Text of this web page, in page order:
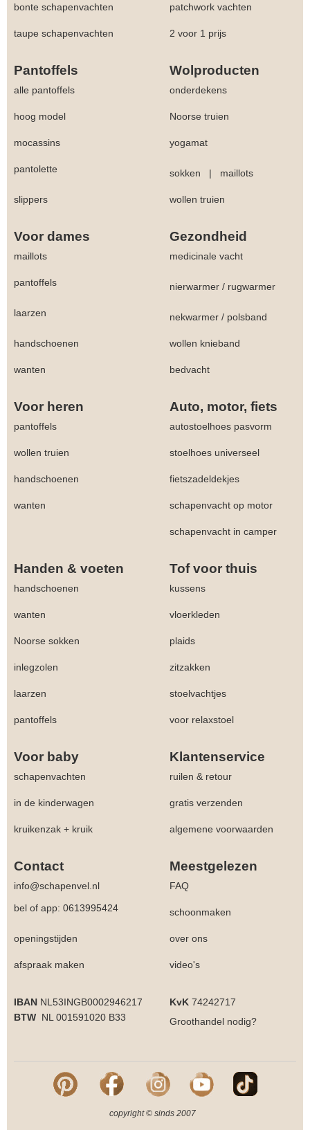
bonte schapenvachten patchwork vachten
taupe schapenvachten 2 voor 1 prijs
Pantoffels Wolproducten
alle pantoffels onderdekens
hoog model Noorse truien
mocassins yogamat
pantolette sokken | maillots
slippers wollen truien
Voor dames Gezondheid
maillots medicinale vacht
pantoffels nierwarmer / rugwarmer
laarzen nekwarmer / polsband
handschoenen wollen knieband
wanten bedvacht
Voor heren Auto, motor, fiets
pantoffels autostoelhoes pasvorm
wollen truien stoelhoes universeel
handschoenen fietszadeldekjes
wanten schapenvacht op motor
schapenvacht in camper
Handen & voeten Tof voor thuis
handschoenen kussens
wanten vloerkleden
Noorse sokken plaids
inlegzolen zitzakken
laarzen stoelvachtjes
pantoffels voor relaxstoel
Voor baby Klantenservice
schapenvachten ruilen & retour
in de kinderwagen gratis verzenden
kruikenzak + kruik algemene voorwaarden
Contact Meestgelezen
info@schapenvel.nl
FAQ
bel of app: 0613995424
schoonmaken
openingstijden over ons
afspraak maken video's
IBAN NL53INGB0002946217 KvK 74242717
BTW NL 001591020 B33 Groothandel nodig?
copyright © sinds 2007